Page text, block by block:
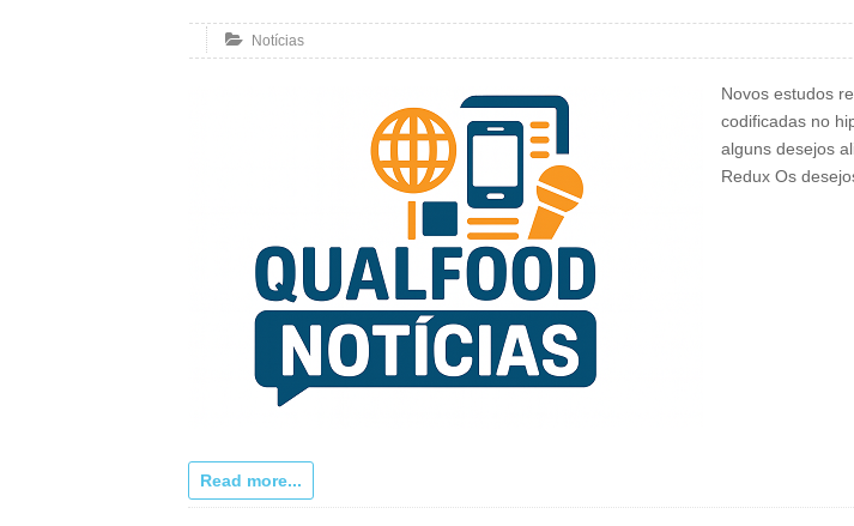
Notícias
Novos estudos
codificadas no
alguns desejos
Redux Os
Read more...